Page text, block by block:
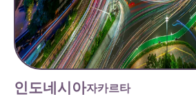
인도네시아자카르타